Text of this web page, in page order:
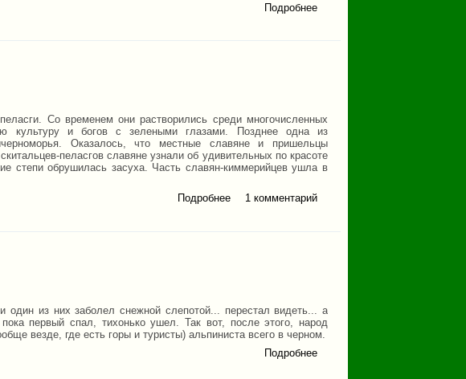
Подробнее
Со временем они растворились среди многочисленных
культуру и богов с зелеными глазами. Позднее одна из
Оказалось, что местные славяне и пришельцы
пеласгов славяне узнали об удивительных по красоте
степи обрушилась засуха. Часть славян-киммерийцев ушла в
Подробнее о Хозяйка Севера
1 комментарий
из них заболел снежной слепотой... перестал видеть... а
первый спал, тихонько ушел. Так вот, после этого, народ
везде, где есть горы и туристы) альпиниста всего в черном.
Подробнеео Легенда о